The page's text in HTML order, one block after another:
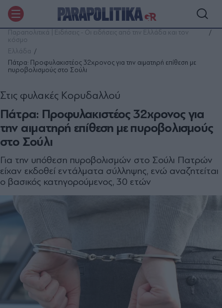
Παραπολιτικά | Ειδήσεις - Οι ειδήσεις από την Ελλάδα και τον
κόσμο
Ελλάδα
Πάτρα: Προφυλακιστέος 32χρονος για την αιματηρή επίθεση με
πυροβολισμούς στο Σούλι
Πάτρα: Προφυλακιστέος 32χρονος για
την αιματηρή επίθεση με πυροβολισμούς
στο Σούλι
Στις φυλακές Κορυδαλλού
Για την υπόθεση πυροβολισμών στο Σούλι Πατρών
είχαν εκδοθεί εντάλματα σύλληψης, ενώ αναζητείται
ο βασικός κατηγορούμενος, 30 ετών